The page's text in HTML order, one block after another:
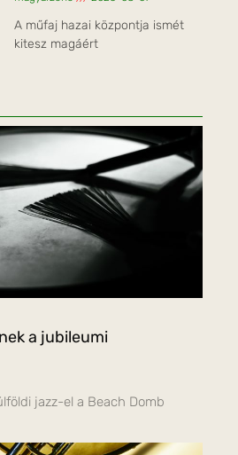
A műfaj hazai központja ismét
kitesz magáért
a jubileumi
jazz-el a Beach Domb